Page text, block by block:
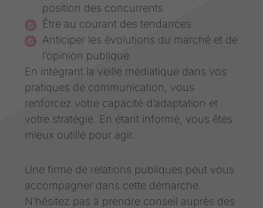
position des concurrents
Être au courant des tendances
Anticiper les évolutions du marché et de
l’opinion publique
En intégrant la veille médiatique dans vos
pratiques de communication, vous
renforcez votre capacité d’adaptation et
votre stratégie. En étant informé, vous êtes
mieux outillé pour agir.
Une firme de relations publiques peut vous
accompagner dans cette démarche.
N’hésitez pas à prendre conseil auprès des